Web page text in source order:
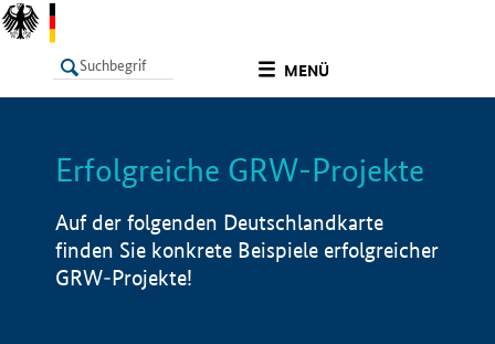
MENÜ
LISTE Info
Erfolgreiche GRW-Projekte
Auf der folgenden Deutschlandkarte
finden Sie konkrete Beispiele erfolgreicher
GRW-Projekte!